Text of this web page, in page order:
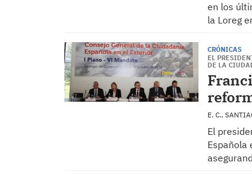
en los
la Loreg
CRÓNICAS
EL
DE LA
E. C.,
El
Española